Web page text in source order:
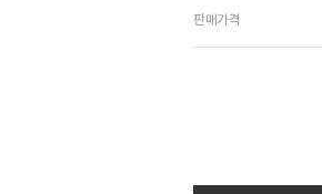
판매가격